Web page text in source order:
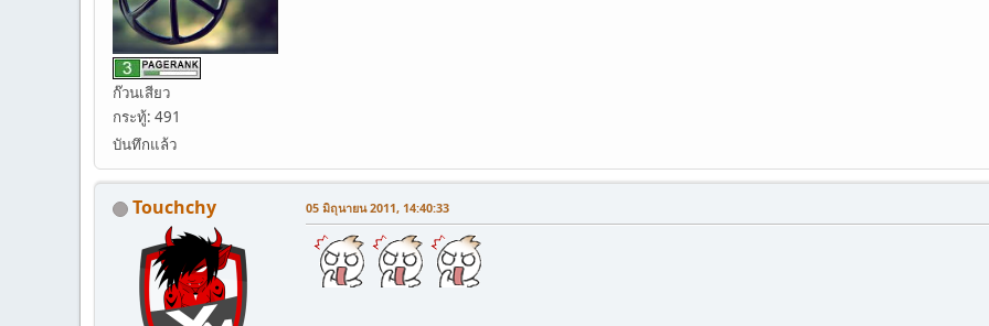
ก๊วนเสียว
กระทู้: 491
บันทึกแล้ว
Touchchy 05 มิถุนายน 2011, 14:40:33